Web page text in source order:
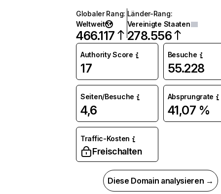
Globaler Rang:
Weltweit
466.117
Länder-Rang:
Vereinigte Staaten
278.556
Authority Score
17
Besuche
55.228
Seiten/Besuche
4,6
Absprungrate
41,07 %
Traffic-Kosten
Freischalten
Diese Domain analysieren →